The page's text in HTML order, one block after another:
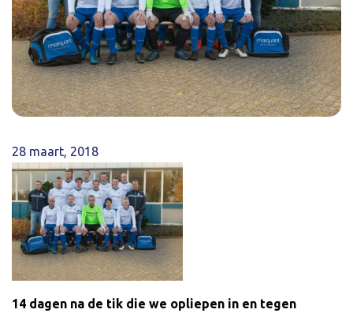
28 maart, 2018
14 dagen na de tik die we opliepen in en tegen